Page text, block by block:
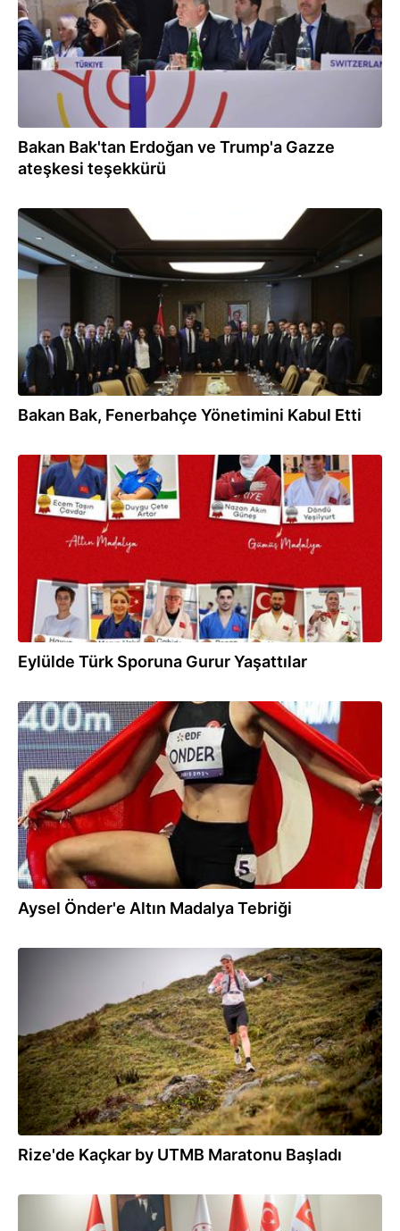
Bakan Bak'tan Erdoğan ve Trump'a Gazze
ateşkesi teşekkürü
06.10.2025
Bakan Bak, Fenerbahçe Yönetimini Kabul Etti
01.10.2025
Eylülde Türk Sporuna Gurur Yaşattılar
27.09.2025
Aysel Önder'e Altın Madalya Tebriği
Rize'de Kaçkar by UTMB Maratonu Başladı
26.09.2025